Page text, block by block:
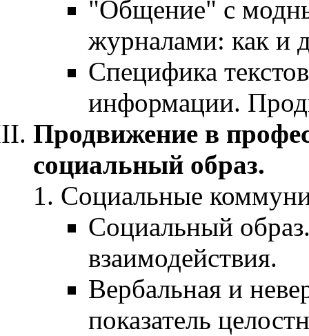
"Общение" с
журналами: как и
Специфика
информации.
Продвижение в
социальный образ.
Социальные
Социальный
взаимодействия.
Вербальная и
показатель